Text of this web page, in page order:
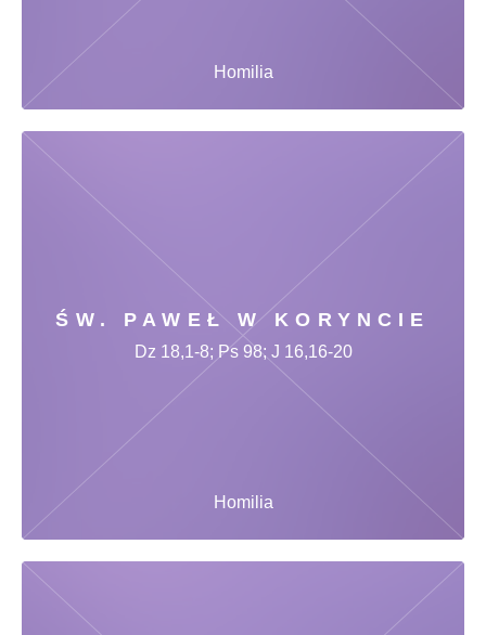
Homilia
ŚW. PAWEŁ W KORYNCIE
Homilia
Dz 18,1-8; Ps 98; J 16,16-20